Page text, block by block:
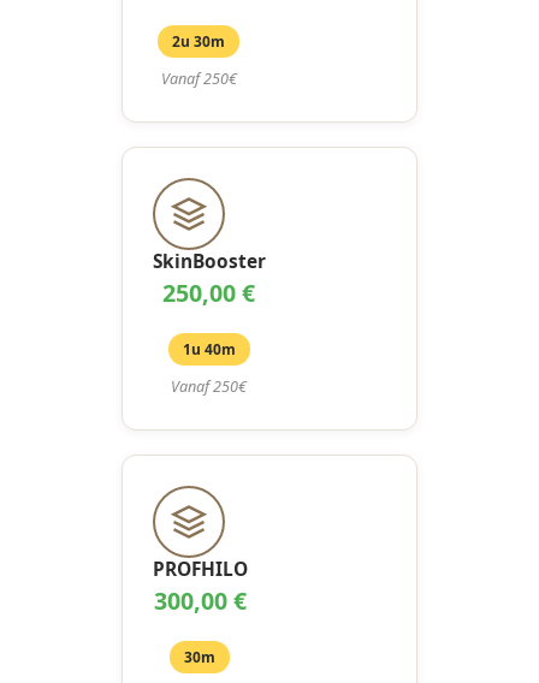
2u 30m
Vanaf 250€
SkinBooster
250,00 €
1u 40m
Vanaf 250€
PROFHILO
300,00 €
30m